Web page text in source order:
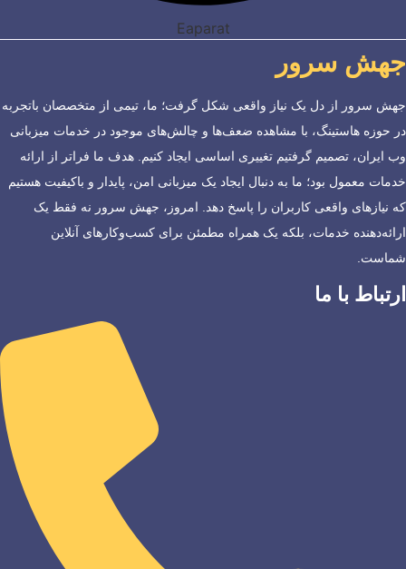
Eaparat
جهش سرور
جهش سرور از دل یک نیاز واقعی شکل گرفت؛ ما، تیمی از متخصصان باتجربه
در حوزه هاستینگ، با مشاهده ضعف‌ها و چالش‌های موجود در خدمات میزبانی
وب ایران، تصمیم گرفتیم تغییری اساسی ایجاد کنیم. هدف ما فراتر از ارائه
خدمات معمول بود؛ ما به دنبال ایجاد یک میزبانی امن، پایدار و باکیفیت هستیم
که نیازهای واقعی کاربران را پاسخ دهد. امروز، جهش سرور نه فقط یک
ارائه‌دهنده خدمات، بلکه یک همراه مطمئن برای کسب‌وکارهای آنلاین
شماست.
ارتباط با ما